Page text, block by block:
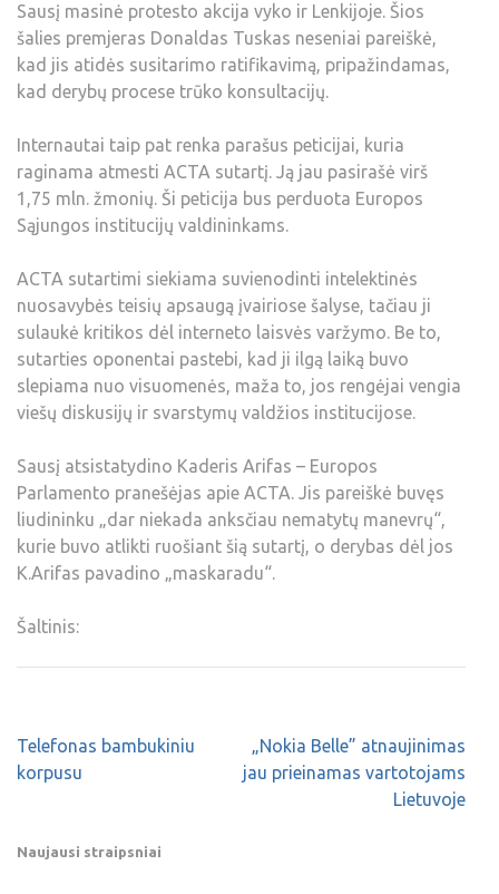
Sausį masinė protesto akcija vyko ir Lenkijoje. Šios
šalies premjeras Donaldas Tuskas neseniai pareiškė,
kad jis atidės susitarimo ratifikavimą, pripažindamas,
kad derybų procese trūko konsultacijų.
Internautai taip pat renka parašus peticijai, kuria
raginama atmesti ACTA sutartį. Ją jau pasirašė virš
1,75 mln. žmonių. Ši peticija bus perduota Europos
Sąjungos institucijų valdininkams.
ACTA sutartimi siekiama suvienodinti intelektinės
nuosavybės teisių apsaugą įvairiose šalyse, tačiau ji
sulaukė kritikos dėl interneto laisvės varžymo. Be to,
sutarties oponentai pastebi, kad ji ilgą laiką buvo
slepiama nuo visuomenės, maža to, jos rengėjai vengia
viešų diskusijų ir svarstymų valdžios institucijose.
Sausį atsistatydino Kaderis Arifas – Europos
Parlamento pranešėjas apie ACTA. Jis pareiškė buvęs
liudininku „dar niekada anksčiau nematytų manevrų“,
kurie buvo atlikti ruošiant šią sutartį, o derybas dėl jos
K.Arifas pavadino „maskaradu“.
Šaltinis:
Telefonas bambukiniu
korpusu
„Nokia Belle” atnaujinimas
jau prieinamas vartotojams
Lietuvoje
Naujausi straipsniai